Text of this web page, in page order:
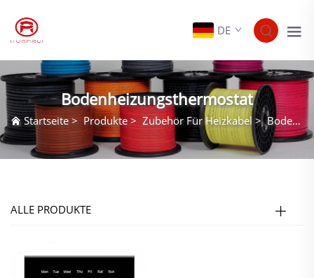
DE
Bodenheizungsthermostat
Startseite>Produkte>Zubehör Für Heizkabel >Bodenheizungsthermostat
ALLE PRODUKTE